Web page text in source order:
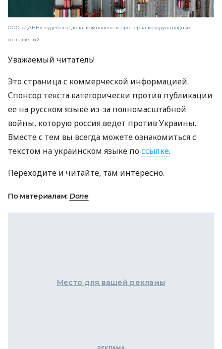
ООО «ДАНН»: судебные дела, комплаенс и проверка международных
соглашений
Уважаемый читатель!
Это страница с коммерческой информацией.
Спонсор текста категорически против публикации
ее на русском языке из-за полномасштабной
войны, которую россия ведет против Украины.
Вместе с тем вы всегда можете ознакомиться с
текстом на украинском языке поссылке.
Переходите и читайте, там интересно.
По материалам: Done
Место для вашей рекламы